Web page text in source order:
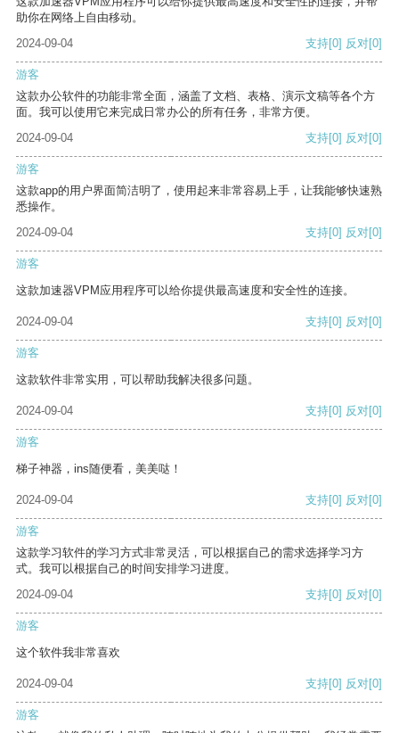
助你在网络上自由移动。
2024-09-04
支持[0] 反对[0]
游客
这款办公软件的功能非常全面，涵盖了文档、表格、演示文稿等各个方
面。我可以使用它来完成日常办公的所有任务，非常方便。
2024-09-04
支持[0] 反对[0]
游客
这款app的用户界面简洁明了，使用起来非常容易上手，让我能够快速熟
悉操作。
2024-09-04
支持[0] 反对[0]
游客
这款加速器VPM应用程序可以给你提供最高速度和安全性的连接。
2024-09-04 支持[0] 反对[0]
游客
这款软件非常实用，可以帮助我解决很多问题。
2024-09-04 支持[0] 反对[0]
游客
梯子神器，ins随便看，美美哒！
2024-09-04 支持[0] 反对[0]
游客
这款学习软件的学习方式非常灵活，可以根据自己的需求选择学习方
式。我可以根据自己的时间安排学习进度。
2024-09-04
支持[0] 反对[0]
游客
这个软件我非常喜欢
2024-09-04 支持[0] 反对[0]
游客